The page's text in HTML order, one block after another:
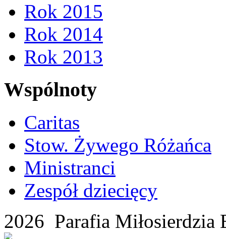
Rok 2015
Rok 2014
Rok 2013
Wspólnoty
Caritas
Stow. Żywego Różańca
Ministranci
Zespół dziecięcy
2026 Parafia Miłosierdzia